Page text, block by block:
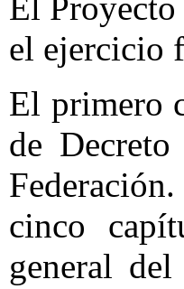
el ejercicio
El primero
de
cinco
general